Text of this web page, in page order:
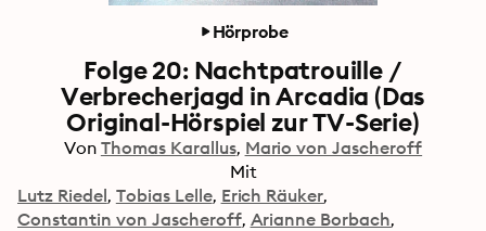
Hörprobe
Folge 20: Nachtpatrouille /
Verbrecherjagd in Arcadia (Das
Original-Hörspiel zur TV-Serie)
Von Thomas Karallus Mario von Jascheroff
Mit
Lutz Riedel Tobias Lelle Erich Räuker
Constantin von Jascheroff Arianne Borbach